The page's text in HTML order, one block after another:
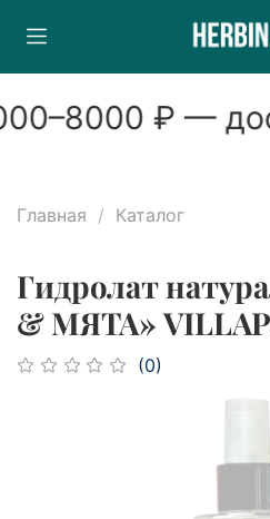
–8000₽ —
Главная Каталог
Гидролат
& МЯТА»
(0)